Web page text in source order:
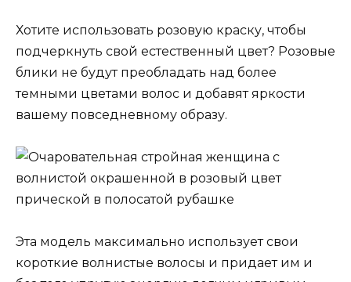
Хотите использовать розовую краску, чтобы
подчеркнуть свой естественный цвет? Розовые
блики не будут преобладать над более
темными цветами волос и добавят яркости
вашему повседневному образу.
Эта модель максимально использует свои
короткие волнистые волосы и придает им и